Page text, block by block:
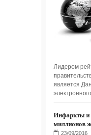
Лидером
является
электронного
Инфаркты и
миллионов